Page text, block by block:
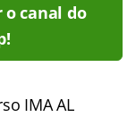
o canal do
IMA AL